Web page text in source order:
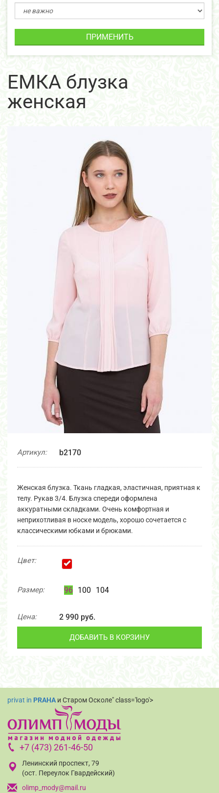
ПРИМЕНИТЬ
ЕМКА блузка
женская
Артикул: b2170
Женская блузка. Ткань гладкая, эластичная, приятная к
телу. Рукав 3/4. Блузка спереди оформлена
аккуратными складками. Очень комфортная и
неприхотливая в носке модель, хорошо сочетается с
классическими юбками и брюками.
Цвет:
Размер: 96 100 104
Цена: 2 990 руб.
ДОБАВИТЬ В КОРЗИНУ
privat in PRAHA и Старом Осколе" class='logo'>
+7 (473) 261-46-50
Ленинский проспект, 79
(ост. Переулок Гвардейский)
olimp_mody@mail.ru